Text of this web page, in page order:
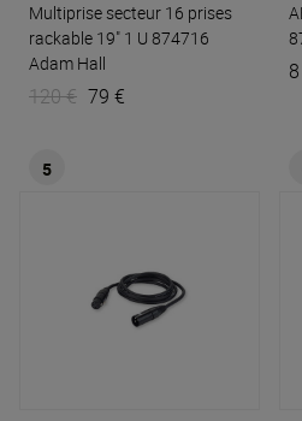
Multiprise secteur 16 prises
rackable 19" 1 U 874716
Adam Hall
120 € 79 €
5